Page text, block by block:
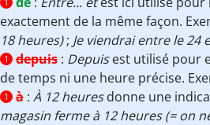
exactement de la même façon.
18 heures); Je viendrai entre le 24
1 depuis : Depuisest utilisé pour
de temps ni une heure précise.
1 à : À 12 heuresdonne une
magasin ferme à 12 heures (= on